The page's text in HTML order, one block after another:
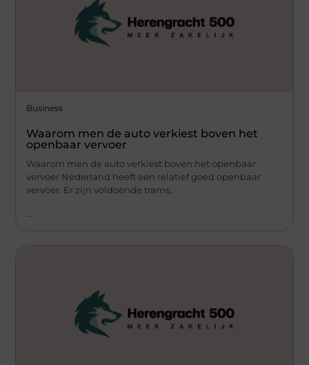
Business
Waarom men de auto verkiest boven het
openbaar vervoer
Waarom men de auto verkiest boven het openbaar
vervoer Nederland heeft een relatief goed openbaar
vervoer. Er zijn voldoende trams,